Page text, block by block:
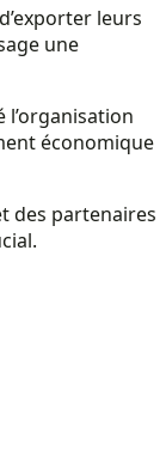
leurs
une
l’organisation
économique
des partenaires